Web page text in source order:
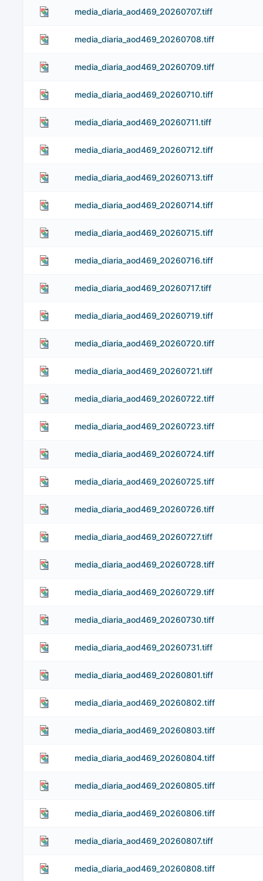
media_diaria_aod469_20260707.tiff
media_diaria_aod469_20260708.tiff
media_diaria_aod469_20260709.tiff
media_diaria_aod469_20260710.tiff
media_diaria_aod469_20260711.tiff
media_diaria_aod469_20260712.tiff
media_diaria_aod469_20260713.tiff
media_diaria_aod469_20260714.tiff
media_diaria_aod469_20260715.tiff
media_diaria_aod469_20260716.tiff
media_diaria_aod469_20260717.tiff
media_diaria_aod469_20260719.tiff
media_diaria_aod469_20260720.tiff
media_diaria_aod469_20260721.tiff
media_diaria_aod469_20260722.tiff
media_diaria_aod469_20260723.tiff
media_diaria_aod469_20260724.tiff
media_diaria_aod469_20260725.tiff
media_diaria_aod469_20260726.tiff
media_diaria_aod469_20260727.tiff
media_diaria_aod469_20260728.tiff
media_diaria_aod469_20260729.tiff
media_diaria_aod469_20260730.tiff
media_diaria_aod469_20260731.tiff
media_diaria_aod469_20260801.tiff
media_diaria_aod469_20260802.tiff
media_diaria_aod469_20260803.tiff
media_diaria_aod469_20260804.tiff
media_diaria_aod469_20260805.tiff
media_diaria_aod469_20260806.tiff
media_diaria_aod469_20260807.tiff
media_diaria_aod469_20260808.tiff